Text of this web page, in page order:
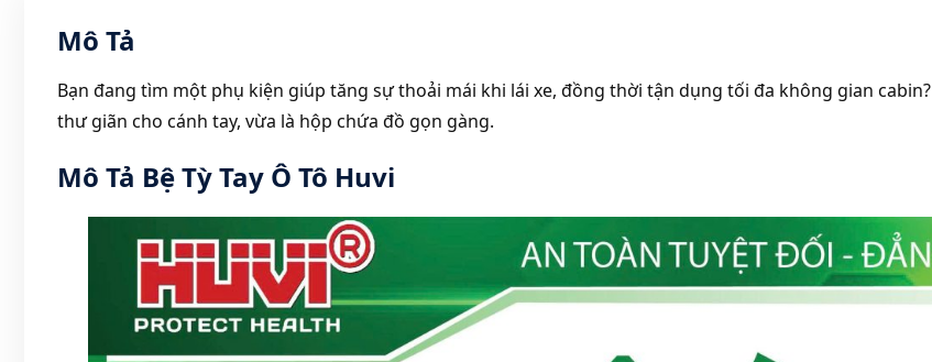
Mô Tả
Bạn đang tìm một phụ kiện giúp tăng sự thoải mái khi lái xe, đồng thời tận dụng tối đa không gian cabin?
thư giãn cho cánh tay, vừa là hộp chứa đồ gọn gàng.
Mô Tả Bệ Tỳ Tay Ô Tô Huvi